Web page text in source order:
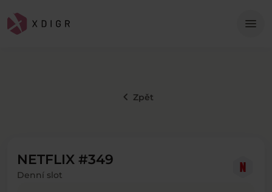
menu
keyboard_arrow_left Zpět
NETFLIX #349
Denní slot